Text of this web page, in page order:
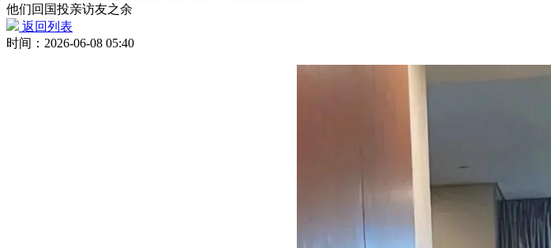
他们回国投亲访友之余
返回列表
时间：2026-06-08 05:40